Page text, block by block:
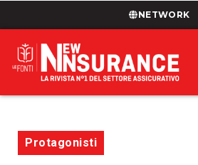
NETWORK
Protagonisti